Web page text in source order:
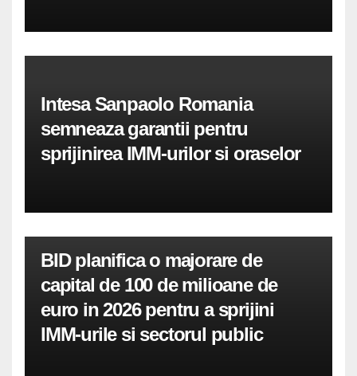
Intesa Sanpaolo Romania
semneaza garantii pentru
sprijinirea IMM-urilor si oraselor
BID planifica o majorare de
capital de 100 de milioane de
euro in 2026 pentru a sprijini
IMM-urile si sectorul public